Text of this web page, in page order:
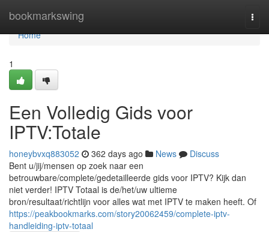
bookmarkswing
Home
Home
1
Een Volledig Gids voor
IPTV:Totale
honeybvxq883052 362 days ago News
Discuss
Bent u/jij/mensen op zoek naar een
betrouwbare/complete/gedetailleerde gids voor IPTV? Kijk dan
niet verder! IPTV Totaal is de/het/uw ultieme
bron/resultaat/richtlijn voor alles wat met IPTV te maken heeft. Of
https://peakbookmarks.com/story20062459/complete-iptv-
handleiding-iptv-totaal